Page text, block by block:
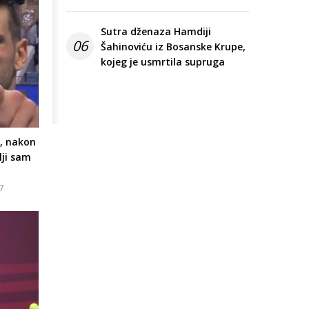
nakon
sam
06
Sutra dženaza Hamdiji
Šahinoviću iz Bosanske Krupe,
kojeg je usmrtila supruga